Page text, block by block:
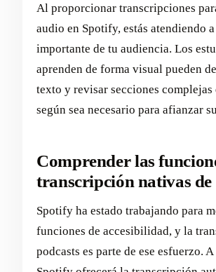
Al proporcionar transcripciones
audio en Spotify, estás atendiendo
importante de tu audiencia. Los
aprenden de forma visual pueden
texto y revisar secciones complejas
según sea necesario para afianzar
Comprender las
transcripción nativas
Spotify ha estado trabajando para
funciones de accesibilidad, y la
podcasts es parte de ese esfuerzo.